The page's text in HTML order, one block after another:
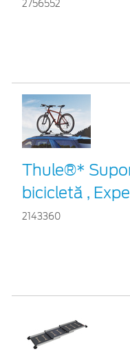
2756552
Thule®*
bicicletă ,
2143360